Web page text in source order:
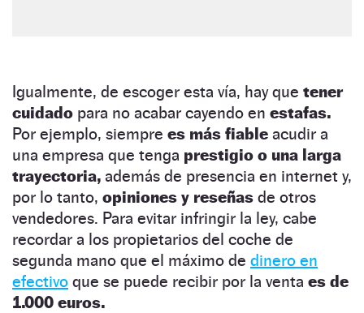
Igualmente, de escoger esta vía, hay que tener
cuidado para no acabar cayendo en estafas.
Por ejemplo, siempre es más fiable acudir a
una empresa que tenga prestigio o una larga
trayectoria, además de presencia en internet y,
por lo tanto, opiniones y reseñas de otros
vendedores. Para evitar infringir la ley, cabe
recordar a los propietarios del coche de
segunda mano que el máximo de dinero en
efectivo que se puede recibir por la venta es de
1.000 euros.